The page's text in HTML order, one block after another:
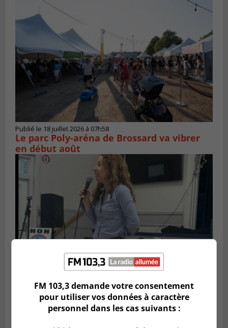
Publié le 18 juillet 2026 à 07h58
Le parc Poly-aréna de Brossard va vibrer
en début août
Publié le 6 juillet 2026 à 11h18
Climat Québec dévoile deux candidats
pour l’Agglomération
FM 103,3 demande votre consentement
pour utiliser vos données à caractère
personnel dans les cas suivants :